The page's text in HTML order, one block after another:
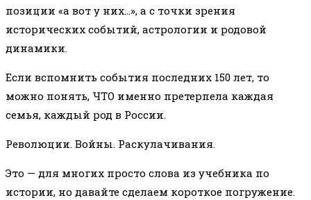
позиции «а вот у них…», а с точки зрения
исторических событий, астрологии и родовой
динамики.
Если вспомнить события последних 150 лет, то
можно понять, ЧТО именно претерпела каждая
семья, каждый род в России.
Революции. Войны. Раскулачивания.
Это — для многих просто слова из учебника по
истории, но давайте сделаем короткое погружение.